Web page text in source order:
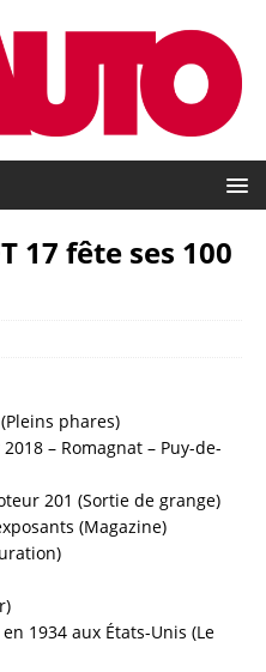
17 fête ses 100
phares)
– Romagnat – Puy-de-
201 (Sortie de grange)
(Magazine)
1934 aux États-Unis (Le